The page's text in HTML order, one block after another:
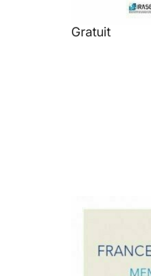
Gratuit